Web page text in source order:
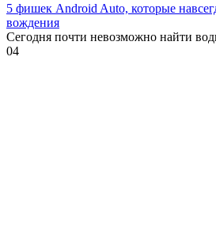
5 фишек Android Auto, которые
вождения
Сегодня почти невозможно найти
04